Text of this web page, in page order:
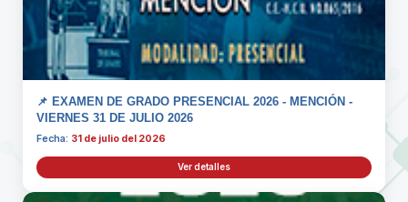
📌 EXAMEN DE GRADO PRESENCIAL 2026 - MENCIÓN -
VIERNES 31 DE JULIO 2026
Fecha: 31 de julio del 2026
Ver detalles